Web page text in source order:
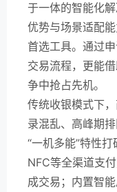
于一体的智能化
优势与场景适配
首选工具。通过
交易流程，更能
争中抢占先机。
传统收银模式下
录混乱、高峰期
“一机多能”特性
NFC等全渠道支
成交易；内置智